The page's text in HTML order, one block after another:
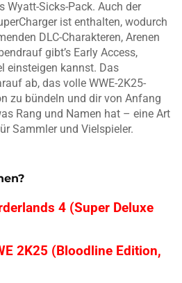
Wyatt-Sicks-Pack. Auch der
ist enthalten, wodurch
DLC-Charakteren, Arenen
gibt’s Early Access,
einsteigen kannst. Das
ab, das volle WWE-2K25-
zu bündeln und dir von Anfang
Rang und Namen hat – eine Art
Sammler und Vielspieler.
4 (Super Deluxe
2K25 (Bloodline Edition,